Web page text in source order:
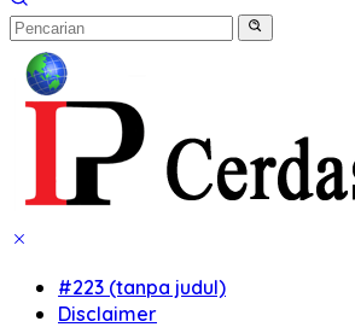
#223 (tanpa judul)
Disclaimer